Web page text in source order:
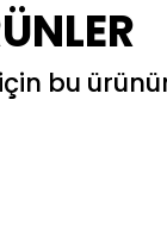
bu ürünün